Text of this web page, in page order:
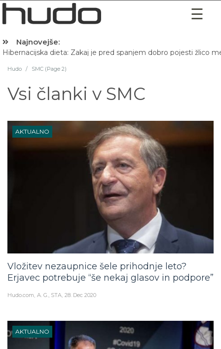
Najnovejše:
Hibernacijska dieta: Zakaj je pred spanjem dobro pojesti žlico
Hudo / SMC (Page 2)
Vsi članki v SMC
AKTUALNO
Vložitev nezaupnice šele prihodnje leto?
Erjavec potrebuje “še nekaj glasov in podpore”
Hudo.com A. G., STA 28. Dec 2020
AKTUALNO